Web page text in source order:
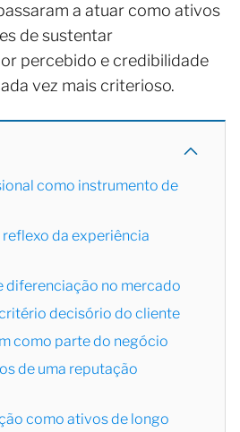
a atuar como ativos
de sustentar
percebido e credibilidade
vez mais criterioso.
como instrumento de
da experiência
diferenciação no mercado
decisório do cliente
como parte do negócio
de uma reputação
como ativos de longo